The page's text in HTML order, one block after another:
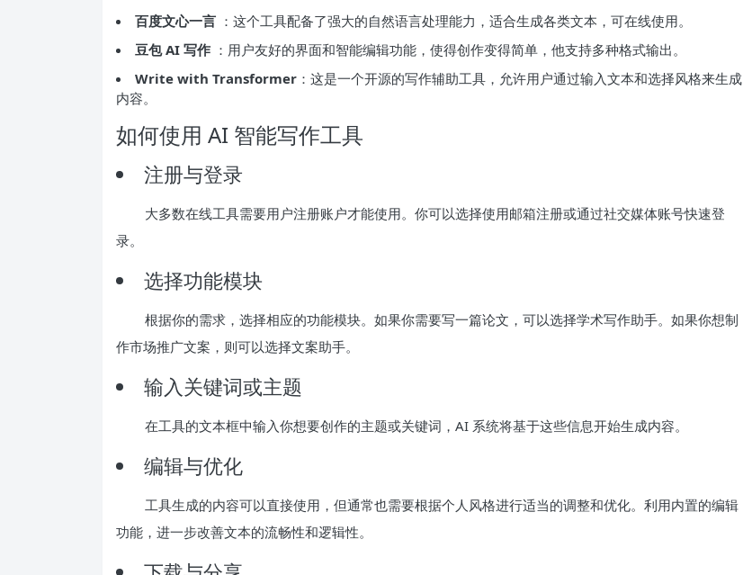
百度文心一言 ：这个工具配备了强大的自然语言处理能力，适合生成各类文本，可在线使用。
豆包 AI 写作 ：用户友好的界面和智能编辑功能，使得创作变得简单，他支持多种格式输出。
Write with Transformer ：这是一个开源的写作辅助工具，允许用户通过输入文本和选择风格来生成
内容。
如何使用 AI 智能写作工具
注册与登录
大多数在线工具需要用户注册账户才能使用。你可以选择使用邮箱注册或通过社交媒体账号快速登
录。
选择功能模块
根据你的需求，选择相应的功能模块。如果你需要写一篇论文，可以选择学术写作助手。如果你想制
作市场推广文案，则可以选择文案助手。
输入关键词或主题
在工具的文本框中输入你想要创作的主题或关键词，AI 系统将基于这些信息开始生成内容。
编辑与优化
工具生成的内容可以直接使用，但通常也需要根据个人风格进行适当的调整和优化。利用内置的编辑
功能，进一步改善文本的流畅性和逻辑性。